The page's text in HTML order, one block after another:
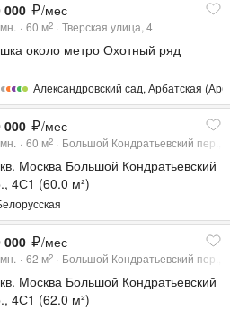
000 /мес
60 м2 Тверская улица, 4
около метро Охотный ряд
Александровский сад,Арбатская
000 /мес
60 м2 Большой Кондратьевский пер.,
Москва Большой Кондратьевский
4С1 (60.0 м²)
000 /мес
62 м2 Большой Кондратьевский пер.,
Москва Большой Кондратьевский
4С1 (62.0 м²)